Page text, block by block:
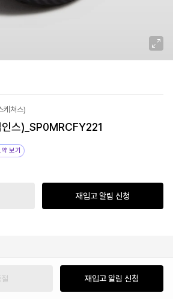
케쳐스)
스)_SP0MRCFY221
보기
재입고 알림 신청
재입고 알림 신청